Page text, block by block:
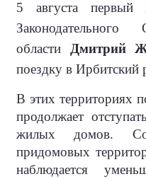
5 августа первый
Законодательного
области
Дмитрий
поездку в Ирбитский
В этих территориях
продолжает
жилых домов.
придомовых
наблюдается